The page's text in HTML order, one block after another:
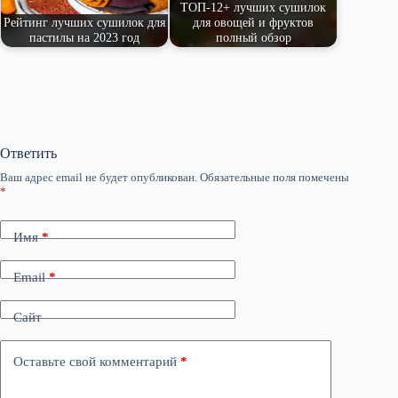
Рейтинг лучших сушилок для
пастилы на 2023 год
ТОП-12+ лучших сушилок
для овощей и фруктов
полный обзор
Ответить
Ваш адрес email не будет опубликован. Обязательные поля помечены
*
Имя*
Email*
Сайт
Оставьте свой комментарий *